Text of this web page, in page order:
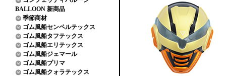
BALLOON 新商品
季節商材
ゴム風船センペルテックス
ゴム風船タフテックス
ゴム風船エリテックス
ゴム風船ジェマール
ゴム風船プリマ
ゴム風船クォラテックス